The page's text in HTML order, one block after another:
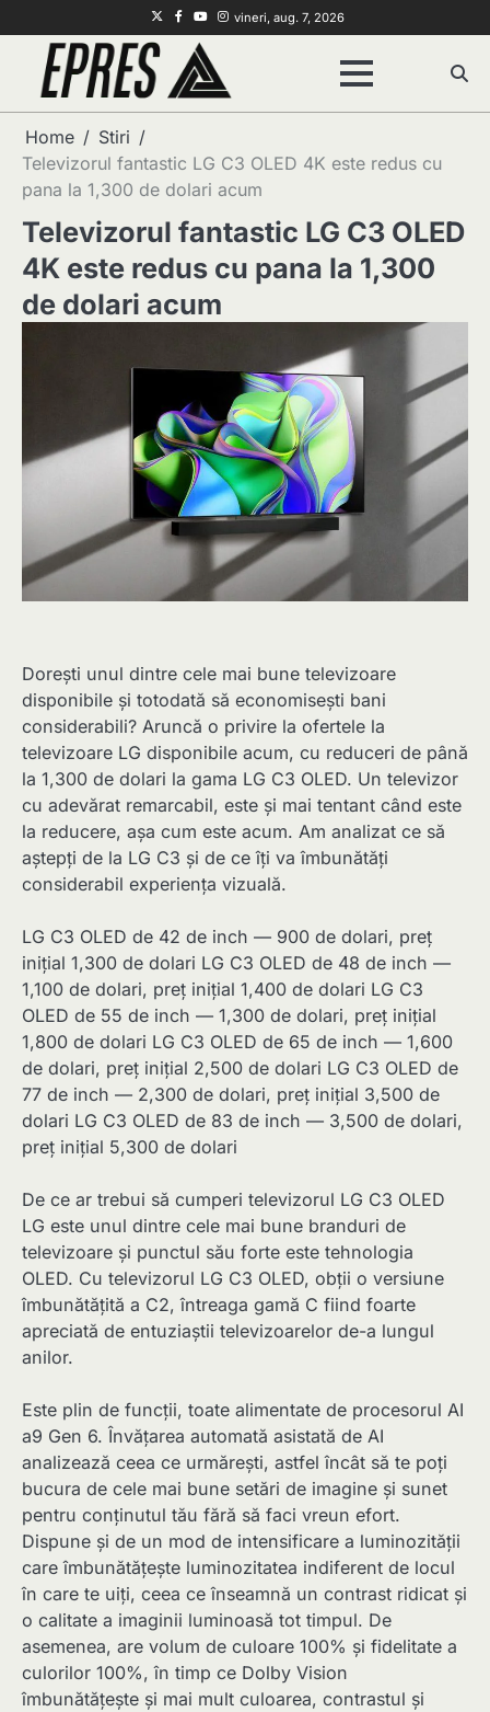
to
content
Twitter
Facebook
Youtube
Instagram
vineri, aug. 7, 2026
Home
Stiri
Televizorul fantastic LG C3 OLED 4K este redus cu
pana la 1,300 de dolari acum
Televizorul fantastic LG C3 OLED
4K este redus cu pana la 1,300
de dolari acum
Dorești unul dintre cele mai bune televizoare
disponibile și totodată să economisești bani
considerabili? Aruncă o privire la ofertele la
televizoare LG disponibile acum, cu reduceri de până
la 1,300 de dolari la gama LG C3 OLED. Un televizor
cu adevărat remarcabil, este și mai tentant când este
la reducere, așa cum este acum. Am analizat ce să
aștepți de la LG C3 și de ce îți va îmbunătăți
considerabil experiența vizuală.
LG C3 OLED de 42 de inch — 900 de dolari, preț
inițial 1,300 de dolari LG C3 OLED de 48 de inch —
1,100 de dolari, preț inițial 1,400 de dolari LG C3
OLED de 55 de inch — 1,300 de dolari, preț inițial
1,800 de dolari LG C3 OLED de 65 de inch — 1,600
de dolari, preț inițial 2,500 de dolari LG C3 OLED de
77 de inch — 2,300 de dolari, preț inițial 3,500 de
dolari LG C3 OLED de 83 de inch — 3,500 de dolari,
preț inițial 5,300 de dolari
De ce ar trebui să cumperi televizorul LG C3 OLED
LG este unul dintre cele mai bune branduri de
televizoare și punctul său forte este tehnologia
OLED. Cu televizorul LG C3 OLED, obții o versiune
îmbunătățită a C2, întreaga gamă C fiind foarte
apreciată de entuziaștii televizoarelor de-a lungul
anilor.
Este plin de funcții, toate alimentate de procesorul AI
a9 Gen 6. Învățarea automată asistată de AI
analizează ceea ce urmărești, astfel încât să te poți
bucura de cele mai bune setări de imagine și sunet
pentru conținutul tău fără să faci vreun efort.
Dispune și de un mod de intensificare a luminozității
care îmbunătățește luminozitatea indiferent de locul
în care te uiți, ceea ce înseamnă un contrast ridicat și
o calitate a imaginii luminoasă tot timpul. De
asemenea, are volum de culoare 100% și fidelitate a
culorilor 100%, în timp ce Dolby Vision
îmbunătățește și mai mult culoarea, contrastul și